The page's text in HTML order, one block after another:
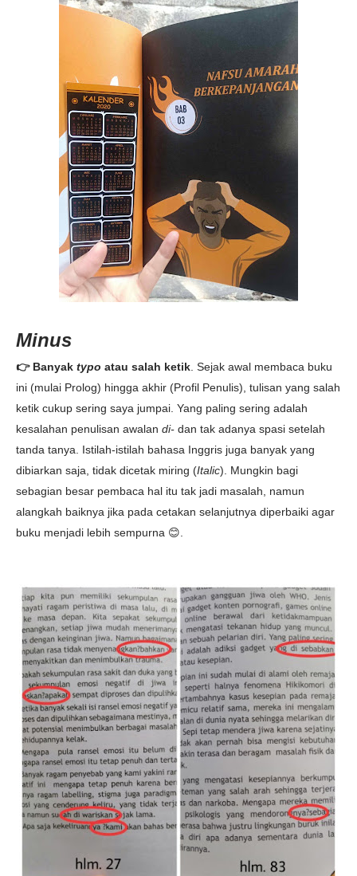
Minus
👉 Banyak typo atau salah ketik . Sejak awal membaca buku
ini (mulai Prolog) hingga akhir (Profil Penulis), tulisan yang salah
ketik cukup sering saya jumpai. Yang paling sering adalah
kesalahan penulisan awalan di- dan tak adanya spasi setelah
tanda tanya. Istilah-istilah bahasa Inggris juga banyak yang
dibiarkan saja, tidak dicetak miring (Italic). Mungkin bagi
sebagian besar pembaca hal itu tak jadi masalah, namun
alangkah baiknya jika pada cetakan selanjutnya diperbaiki agar
buku menjadi lebih sempurna 😊.